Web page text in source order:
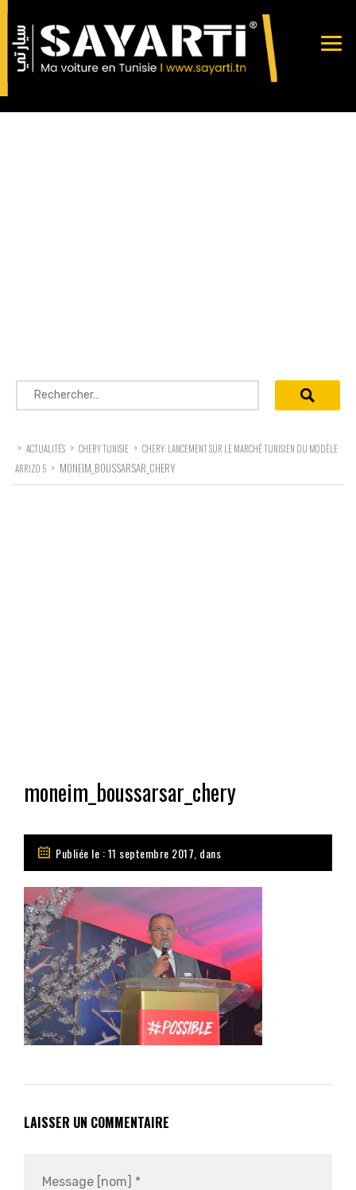
Rechercher :
> ACTUALITÉS > CHERY TUNISIE > CHERY: LANCEMENT SUR LE MARCHÉ TUNISIEN DU MODÈLE
ARRIZO 5 > MONEIM_BOUSSARSAR_CHERY
moneim_boussarsar_chery
Publiée le : 11 septembre 2017, dans
LAISSER UN COMMENTAIRE